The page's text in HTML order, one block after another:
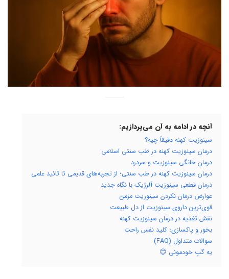
آنچه در ادامه به آن می‌پردازیم:
سینوزیت کهنه دقیقاً چیه؟
درمان سینوزیت کهنه در طب سنتی اسلامی
درمان خانگی سینوزیت و سردرد
درمان سینوزیت کهنه در طب سنتی؛ از تجربه‌های قدیمی تا تائید علمی
درمان قطعی سینوزیت آلرژیک با نگاه جدید
عوارض درمان نکردن سینوزیت مزمن
قوی‌ترین داروی سینوزیت از دل طبیعت
نقش تغذیه در درمان سینوزیت کهنه
بخور و پاکسازی؛ کلید نفس راحت
سوالات متداول (FAQ)
یه گپ خودمونی 😊